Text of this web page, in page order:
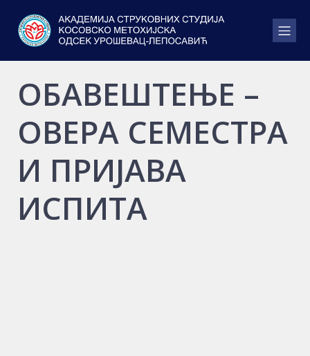
ОБАВЕШТЕЊЕ –
ОВЕРА СЕМЕСТРА
И ПРИЈАВА
ИСПИТА